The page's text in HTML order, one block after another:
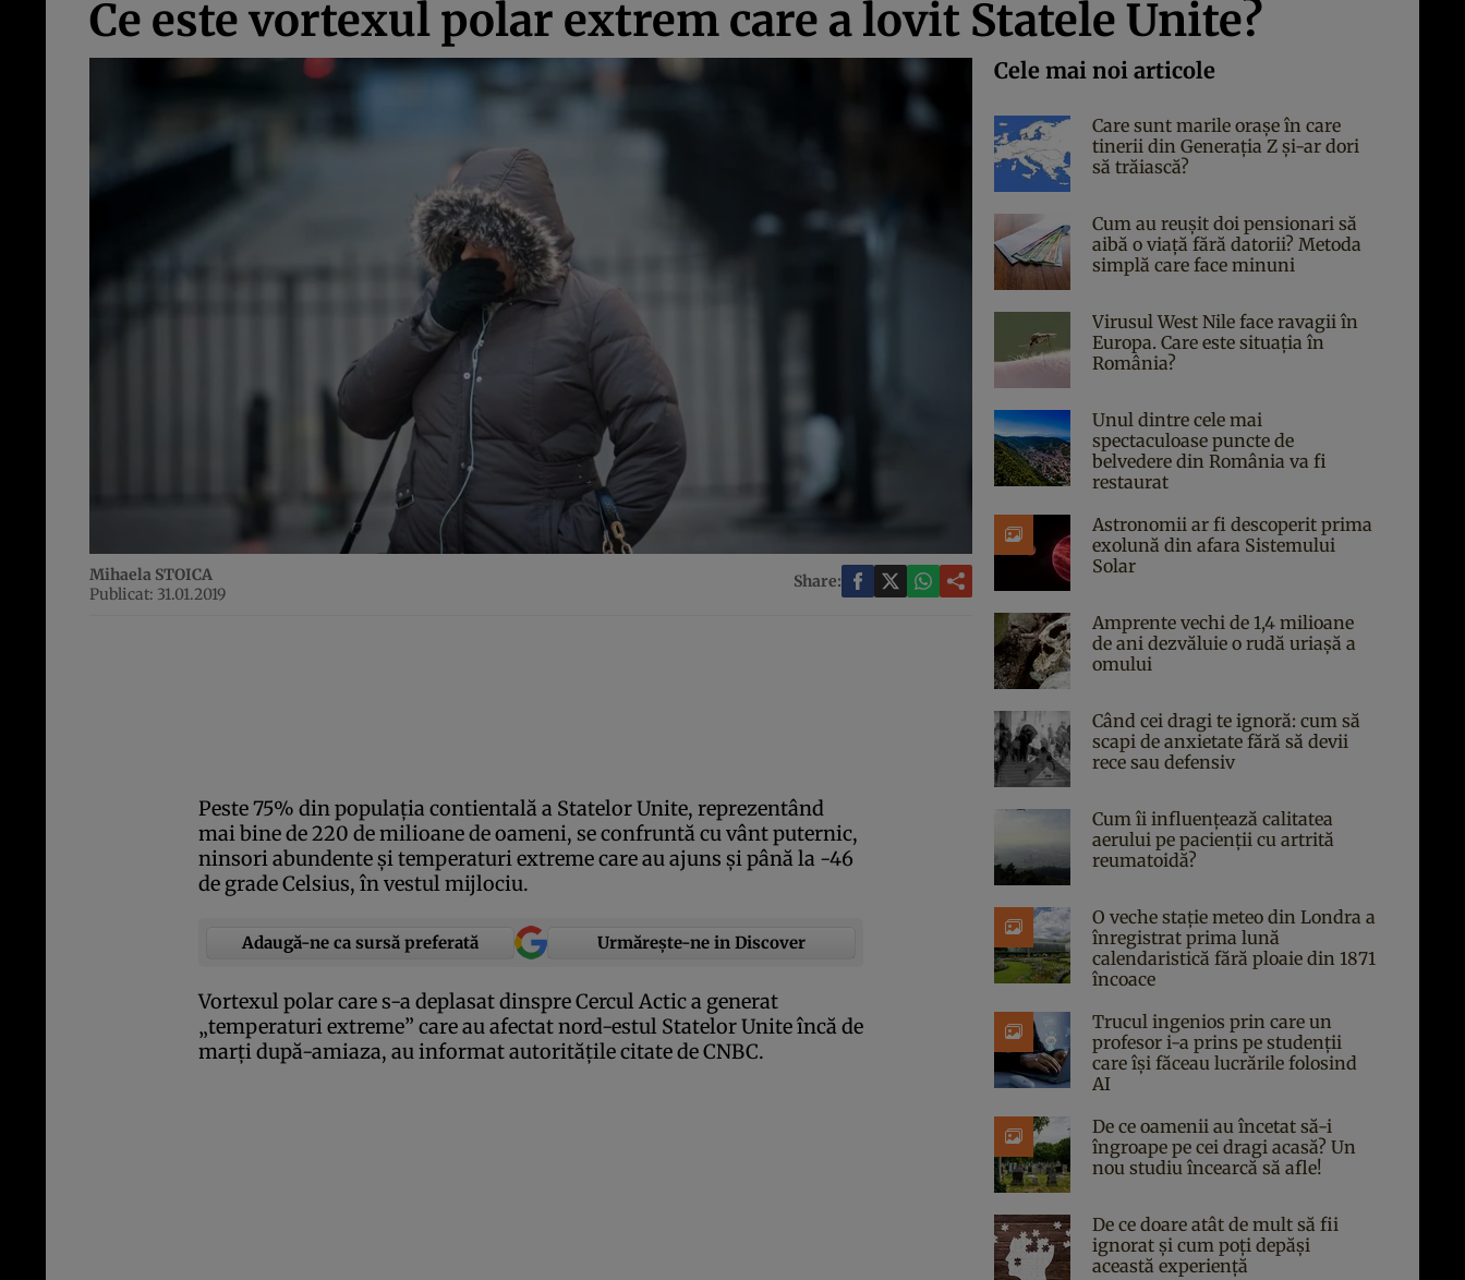
Ce este vortexul polar extrem care a lovit Statele Unite?
Mihaela STOICA
Publicat: 31.01.2019
Share:
Peste 75% din populaţia contientală a Statelor Unite, reprezentând
mai bine de 220 de milioane de oameni, se confruntă cu vânt puternic,
ninsori abundente şi temperaturi extreme care au ajuns şi până la -46
de grade Celsius, în vestul mijlociu.
Adaugă-ne ca sursă preferată Urmărește-ne in Discover
Vortexul polar care s-a deplasat dinspre Cercul Actic a generat
„temperaturi extreme” care au afectat nord-estul Statelor Unite încă de
marţi după-amiaza, au informat autorităţile citate de CNBC.
Cele mai noi articole
Care sunt marile orașe în care
tinerii din Generația Z și-ar dori
să trăiască?
Cum au reușit doi pensionari să
aibă o viață fără datorii? Metoda
simplă care face minuni
Virusul West Nile face ravagii în
Europa. Care este situația în
România?
Unul dintre cele mai
spectaculoase puncte de
belvedere din România va fi
restaurat
Astronomii ar fi descoperit prima
exolună din afara Sistemului
Solar
Amprente vechi de 1,4 milioane
de ani dezvăluie o rudă uriașă a
omului
Când cei dragi te ignoră: cum să
scapi de anxietate fără să devii
rece sau defensiv
Cum îi influențează calitatea
aerului pe pacienții cu artrită
reumatoidă?
O veche stație meteo din Londra a
înregistrat prima lună
calendaristică fără ploaie din 1871
încoace
Trucul ingenios prin care un
profesor i-a prins pe studenții
care își făceau lucrările folosind
AI
De ce oamenii au încetat să-i
îngroape pe cei dragi acasă? Un
nou studiu încearcă să afle!
De ce doare atât de mult să fii
ignorat și cum poți depăși
această experiență